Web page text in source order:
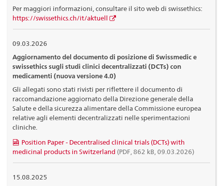
Per maggiori informazioni, consultare il sito web di swissethics:
https://swissethics.ch/it/aktuell
09.03.2026
Aggiornamento del documento di posizione di Swissmedic e
swissethics sugli studi clinici decentralizzati (DCTs) con
medicamenti (nuova versione 4.0)
Gli allegati sono stati rivisti per riflettere il documento di
raccomandazione aggiornato della Direzione generale della
Salute e della sicurezza alimentare della Commissione europea
relative agli elementi decentralizzati nelle sperimentazioni
cliniche.
Position Paper - Decentralised clinical trials (DCTs) with
medicinal products in Switzerland (PDF, 862 kB, 09.03.2026)
15.08.2025